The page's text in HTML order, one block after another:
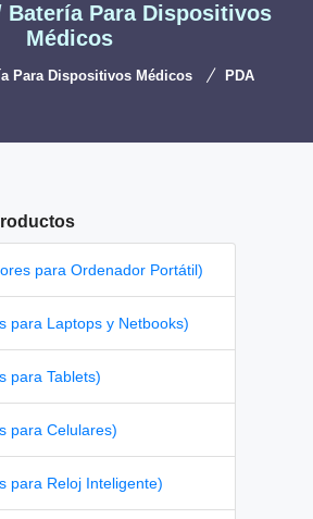
Batería Para Dispositivos
Médicos
Para Dispositivos Médicos PDA
para Ordenador Portátil)
para Laptops y Netbooks)
para Tablets)
para Celulares)
para Reloj Inteligente)